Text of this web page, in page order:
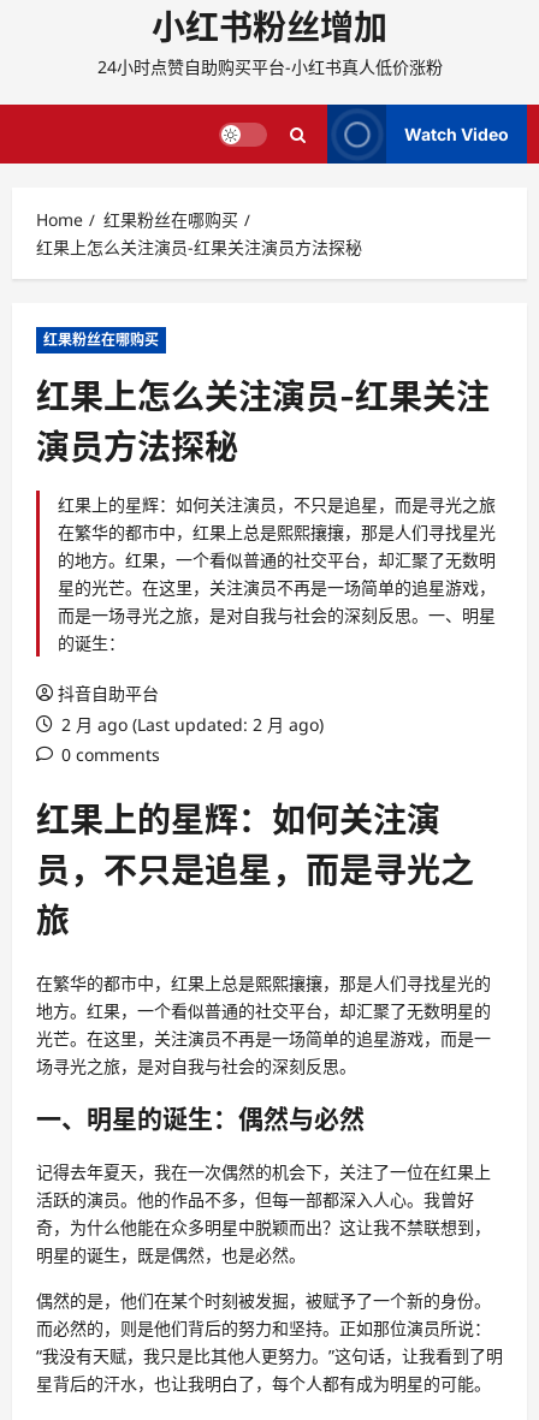
小红书粉丝增加
24小时点赞自助购买平台-小红书真人低价涨粉
Watch Video
Home
红果粉丝在哪购买
红果上怎么关注演员-红果关注演员方法探秘
红果粉丝在哪购买
红果上怎么关注演员-红果关注
演员方法探秘
红果上的星辉：如何关注演员，不只是追星，而是寻光之旅
在繁华的都市中，红果上总是熙熙攘攘，那是人们寻找星光
的地方。红果，一个看似普通的社交平台，却汇聚了无数明
星的光芒。在这里，关注演员不再是一场简单的追星游戏，
而是一场寻光之旅，是对自我与社会的深刻反思。一、明星
的诞生：
抖音自助平台
2 月 ago (Last updated: 2 月 ago)
0 comments
红果上的星辉：如何关注演
员，不只是追星，而是寻光之
旅
在繁华的都市中，红果上总是熙熙攘攘，那是人们寻找星光的
地方。红果，一个看似普通的社交平台，却汇聚了无数明星的
光芒。在这里，关注演员不再是一场简单的追星游戏，而是一
场寻光之旅，是对自我与社会的深刻反思。
一、明星的诞生：偶然与必然
记得去年夏天，我在一次偶然的机会下，关注了一位在红果上
活跃的演员。他的作品不多，但每一部都深入人心。我曾好
奇，为什么他能在众多明星中脱颖而出？这让我不禁联想到，
明星的诞生，既是偶然，也是必然。
偶然的是，他们在某个时刻被发掘，被赋予了一个新的身份。
而必然的，则是他们背后的努力和坚持。正如那位演员所说：
“我没有天赋，我只是比其他人更努力。”这句话，让我看到了明
星背后的汗水，也让我明白了，每个人都有成为明星的可能。